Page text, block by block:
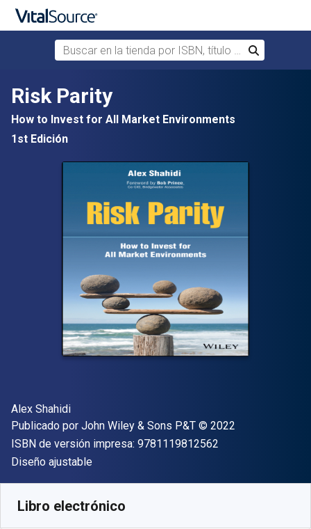
Saltar al contenido principal
Buscar en la tienda por ISBN, título o autor
Buscar
Risk Parity
How to Invest for All Market Environments
1st Edición
Autor(es)
Alex Shahidi
Editor
Publicado por John Wiley & Sons P&T Copyright
© 2022
ISBN de versión impresa: 9781119812562
Formato
Diseño ajustable
Libro electrónico